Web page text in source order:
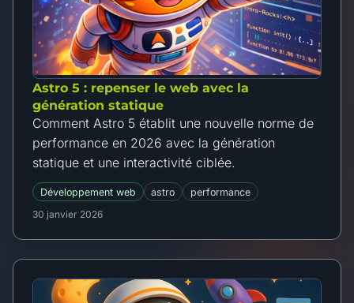
Astro 5 : repenser le web avec la
génération statique
Comment Astro 5 établit une nouvelle norme de
performance en 2026 avec la génération
statique et une interactivité ciblée.
Développement web astro
performance
30 janvier 2026